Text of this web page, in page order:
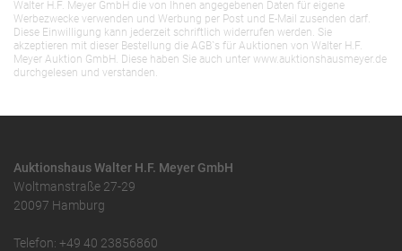
Walter H.F. Meyer GmbH die von Ihnen angegebenen Daten für eigene
Werbezwecke verwenden und Werbung per Post und E-Mail zusenden darf.
Diese Einwilligung kann jederzeit schriftlich widerrufen werden. Sie
akzeptieren mit dieser Bestellung die AGB`s für Auktionen von Walter H.F.
Meyer Auktion GmbH. Diese haben Sie auch unter www.auktionshausmeyer.de
durchgelesen und verstanden.
Auktionshaus Walter H.F. Meyer GmbH
Woltmanstraße 27-29
20097 Hamburg
Telefon: +49 40 23856860